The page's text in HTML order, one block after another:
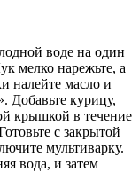
воде на один
мелко нарежьте, а
налейте масло и
Добавьте курицу,
крышкой в течение
с закрытой
мультиварку.
вода, и затем